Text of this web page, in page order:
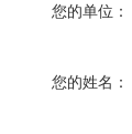
您的单位：
您的姓名：